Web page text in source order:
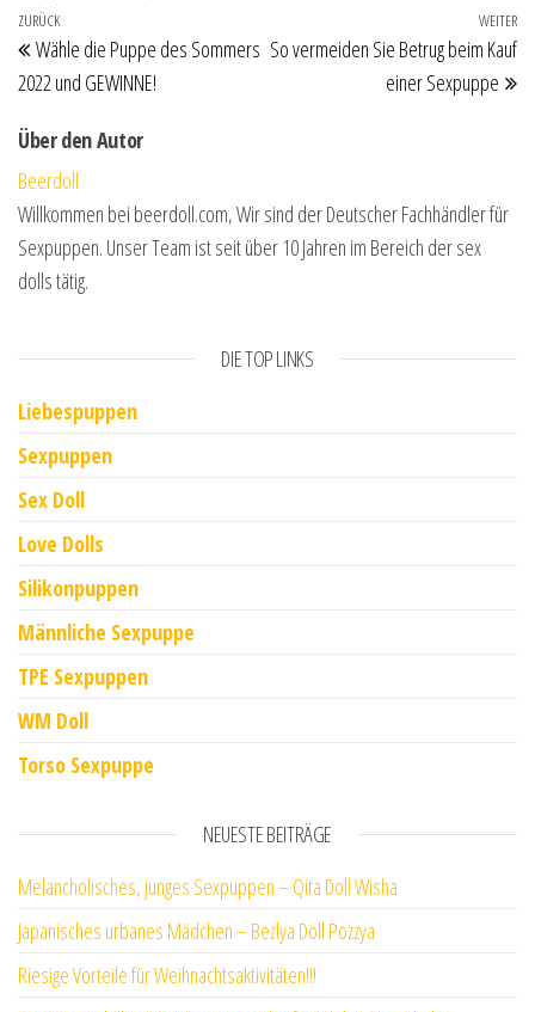
Beitragsnavigation
Vorheriger Beitrag
ZURÜCK
Wähle die Puppe des Sommers
2022 und GEWINNE!
WEITER
So vermeiden Sie Betrug beim Kauf
einer Sexpuppe
Über den Autor
Beerdoll
Willkommen bei beerdoll.com, Wir sind der Deutscher Fachhändler für
Sexpuppen. Unser Team ist seit über 10 Jahren im Bereich der sex
dolls tätig.
DIE TOP LINKS
Liebespuppen
Sexpuppen
Sex Doll
Love Dolls
Silikonpuppen
Männliche Sexpuppe
TPE Sexpuppen
WM Doll
Torso Sexpuppe
NEUESTE BEITRÄGE
Melancholisches, junges Sexpuppen – Qita Doll Wisha
Japanisches urbanes Mädchen – Bezlya Doll Pozzya
Riesige Vorteile für Weihnachtsaktivitäten!!!